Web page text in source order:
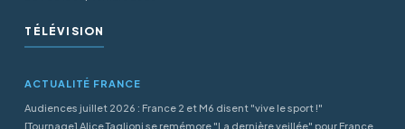
TÉLÉVISION
ACTUALITÉ FRANCE
Audiences juillet 2026 : France 2 et M6 disent "vive le sport !"
[Tournage] Alice Taglioni se remémore "La dernière veillée" pour France